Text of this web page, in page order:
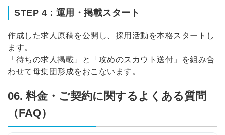
STEP 4：運用・掲載スタート
作成した求人原稿を公開し、採用活動を本格スタートし
ます。
「待ちの求人掲載」と「攻めのスカウト送付」を組み合
わせて母集団形成をおこないます 。
06. 料金・ご契約に関するよくある質問
（FAQ）